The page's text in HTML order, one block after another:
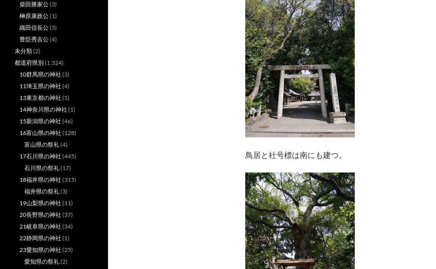
鳥居と社号標は南にも建つ。
柴田勝家公(3)
榊原康政公(1)
織田信長公(3)
豊臣秀吉公(4)
未分類(2)
都道府県別 (1,324)
10群馬県の神社 (3)
11埼玉県の神社 (4)
13東京都の神社 (5)
14神奈川県の神社 (1)
15新潟県の神社 (46)
16富山県の神社 (128)
富山県の祭礼(4)
17石川県の神社 (445)
石川県の祭礼(17)
18福井県の神社 (315)
福井県の祭礼(3)
19山梨県の神社 (11)
20長野県の神社 (37)
21岐阜県の神社 (34)
22静岡県の神社 (1)
23愛知県の神社 (25)
愛知県の祭礼(2)